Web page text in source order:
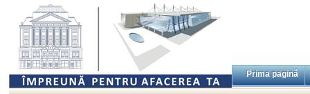
Prima pagină